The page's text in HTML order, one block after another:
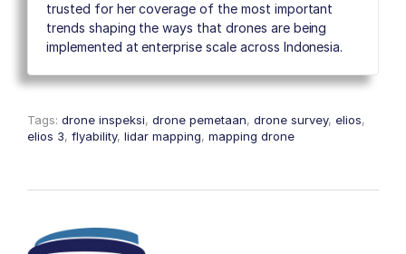
trusted for her coverage of the most important
trends shaping the ways that drones are being
implemented at enterprise scale across Indonesia.
Tags: drone inspeksi, drone pemetaan, drone survey, elios,
elios 3, flyability, lidar mapping, mapping drone